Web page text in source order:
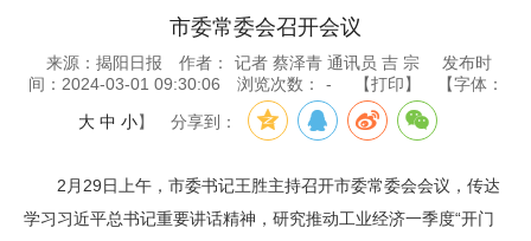
市委常委会召开会议
来源：揭阳日报 作者： 记者 蔡泽青 通讯员 吉 宗
发布时
间：2024-03-01 09:30:06
浏览次数： - 【打印】 【字体：
大 中 小】 分享到：
2月29日上午，市委书记王胜主持召开市委常委会会议，传达
学习习近平总书记重要讲话精神，研究推动工业经济一季度“开门